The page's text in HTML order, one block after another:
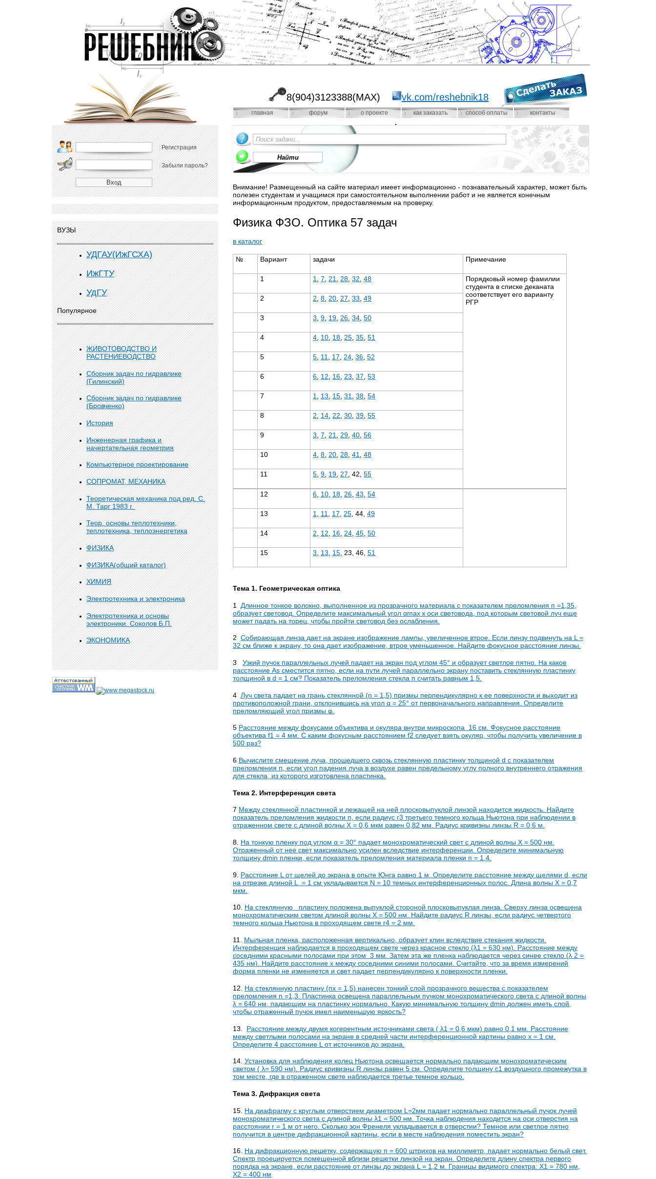
8(904)3123388(MAX) vk.com/reshebnik18
главная форум о проекте как заказать способ оплаты контакты
Регистрация
Забыли пароль?
ВУЗЫ
УДГАУ(ИжГСХА)
ИжГТУ
УдГУ
Популярное
ЖИВОТОВОДСТВО И
РАСТЕНИЕВОДСТВО
Сборник задач по гидравлике
(Гилинский)
Сборник задач по гидравлике
(Бровченко)
История
Инженерная графика и
начертательная геометрия
Компьютерное проектирование
СОПРОМАТ, МЕХАНИКА
Теоретическая механика под ред. С.
М. Тарг 1983 г.
Теор. основы теплотехники,
теплотехника, теплоэнергетика
ФИЗИКА
ФИЗИКА(общий каталог)
ХИМИЯ
Электротехника и электроника
Электротехника и основы
электроники. Соколов Б.П.
ЭКОНОМИКА
Внимание! Размещенный на сайте материал имеет информационно - познавательный характер, может быть
полезен студентам и учащимся при самостоятельном выполнении работ и не является конечным
информационным продуктом, предоставляемым на проверку.
Физика ФЗО. Оптика 57 задач
в каталог
№ Вариант задачи Примечание
1 1, 7, 21, 28, 32, 48
Порядковый номер фамилии
студента в списке деканата
соответствует его варианту
РГР
2 2, 8, 20, 27, 33, 49
3 3, 9, 19, 26, 34, 50
4 4, 10, 18, 25, 35, 51
5 5, 11, 17, 24, 36, 52
6 6, 12, 16, 23, 37, 53
7 1, 13, 15, 31, 38, 54
8 2, 14, 22, 30, 39, 55
9 3, 7, 21, 29, 40, 56
10 4, 8, 20, 28, 41, 48
11 5, 9, 19, 27, 42, 55
12 6, 10, 18, 26, 43, 54
13 1, 11, 17, 25, 44, 49
14 2, 12, 16, 24, 45, 50
15 3, 13, 15, 23, 46, 51
Тема 1. Геометрическая оптика
1 Длинное тонкое волокно, выполненное из прозрачного материала с показателем преломления п =1,35,
образует световод. Определите максимальный угол αmax к оси световода, под которым световой луч еще
может падать на торец, чтобы пройти световод без ослабления.
2 Собирающая линза дает на экране изображение лампы, увеличенное втрое. Если линзу подвинуть на L =
32 см ближе к экрану, то она дает изображение, втрое уменьшенное. Найдите фокусное расстояние линзы.
3 Узкий пучок параллельных лучей падает на экран под углом 45° и образует светлое пятно. На какое
расстояние As сместится пятно, если на пути лучей параллельно экрану поставить стеклянную пластинку
толщиной в d = 1 см? Показатель преломления стекла п считать равным 1,5.
4 Луч света падает на грань стеклянной (n = 1,5) призмы пер­пендикулярно к ее поверхности и выходит из
противоположной грани, отклонившись на угол α = 25° от первоначального направления. Определите
преломляющий угол призмы φ.
5 Расстояние между фокусами объектива и окуляра внутри микроскопа 16 см. Фокусное расстояние
объектива f1 = 4 мм. С каким фокусным расстоянием f2 следует взять окуляр, чтобы получить увеличение в
500 раз?
6 Вычислите смещение луча, прошедшего сквозь стеклянную пластинку толщиной d с показателем
преломления п, если угол падения луча в воздухе равен предельному углу полного внутреннего отражения
для стекла, из которого изготовлена пластинка.
Тема 2. Интерференция света
7 Между стеклянной пластинкой и лежащей на ней плосковыпуклой линзой находится жидкость. Найдите
показатель преломления жидкости п, если радиус г3 третьего темного кольца Ньютона при наблюдении в
отраженном свете с длиной волны X = 0,6 мкм равен 0,82 мм. Радиус кривизны линзы R = 0,6 м.
8. На тонкую пленку под углом α = 30° падает монохроматический свет с длиной волны X = 500 нм.
Отраженный от нее свет максимально усилен вследствие интерференции. Определите минимальную
толщину dmin пленки, если показатель преломления материала пленки п = 1,4.
9. Расстояние L от щелей до экрана в опыте Юнга равно 1 м. Определите расстояние между щелями d, если
на отрезке длиной L = 1 см укладывается N = 10 темных интерференционных полос. Длина волны X = 0,7
мкм.
10. На стеклянную пластину положена выпуклой стороной плосковыпуклая линза. Сверху линза освещена
монохроматическим светом длиной волны X = 500 нм. Найдите радиус R линзы, если радиус четвертого
темного кольца Ньютона в проходящем свете г4 = 2 мм.
11. Мыльная пленка, расположенная вертикально, образует клин вследствие стекания жидкости.
Интерференция наблюдается в проходящем свете через красное стекло (λ1 = 630 нм). Расстояние между
соседними красными полосами при этом 3 мм. Затем эта же пленка наблюдается через синее стекло (λ 2 =
435 нм). Найдите расстояние х между соседними синими полосами. Считайте, что за время измерений
форма пленки не изменяется и свет падает перпендикулярно к поверхности пленки.
12. На стеклянную пластину (пх = 1,5) нанесен тонкий слой прозрачного вещества с показателем
преломления n =1,3. Пластинка освещена параллельным пучком монохроматического света с длиной волны
λ = 640 нм, падающим на пластинку нормально. Какую минимальную толщину dmin должен иметь слой,
чтобы отраженный пучок имел наименьшую яркость?
13. Расстояние между двумя когерентным источниками света ( λ1 = 0,6 мкм) равно 0,1 мм. Расстояние
между светлыми полосами на экране в средней части интерференционной картины равно х = 1 см.
Определите 4 расстояние L от источников до экрана.
14. Установка для наблюдения колец Ньютона освещается нормально падающим монохроматическим
светом ( λ= 590 нм). Радиус кривизны R линзы равен 5 см. Определите толщину с1 воздушного промежутка в
том месте, где в отраженном свете наблюдается третье темное кольцо.
Тема 3. Дифракция света
15. На диафрагму с круглым отверстием диаметром L=2мм падает нормально параллельный пучок лучей
монохроматического света с длиной волны λ1 = 500 нм. Точка наблюдения находится на оси отверстия на
расстоянии r = 1 м от него. Сколько зон Френеля укладывается в отверстии? Темное или светлое пятно
получится в центре дифракционной картины, если в месте наблюдения поместить экран?
16. На дифракционную решетку, содержащую п = 600 штрихов на миллиметр, падает нормально белый свет.
Спектр проецируется помещенной вблизи решетки линзой на экран. Определите длину спектра первого
порядка на экране, если расстояние от линзы до экрана L = 1,2 м. Границы видимого спектра: Х1 = 780 нм,
Х2 = 400 нм